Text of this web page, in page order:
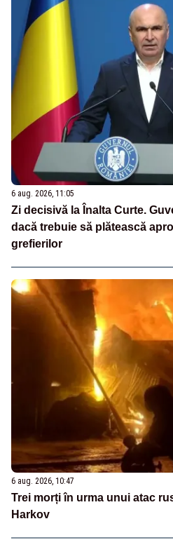
6 aug. 2026, 11:05
Zi decisivă la Înalta Curte.
dacă trebuie să plătească
grefierilor
6 aug. 2026, 10:47
Trei morți în urma unui atac
Harkov